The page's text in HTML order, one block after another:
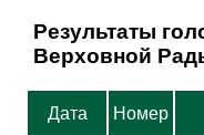
Результаты
Верховной
Дата Номер